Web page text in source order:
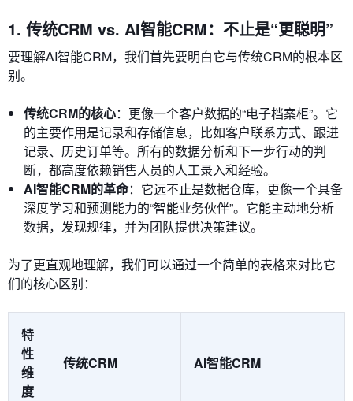
1. 传统CRM vs. AI智能CRM：不止是“更聪明”
要理解AI智能CRM，我们首先要明白它与传统CRM的根本区
别。
传统CRM的核心：更像一个客户数据的“电子档案柜”。它
的主要作用是记录和存储信息，比如客户联系方式、跟进
记录、历史订单等。所有的数据分析和下一步行动的判
断，都高度依赖销售人员的人工录入和经验。
AI智能CRM的革命：它远不止是数据仓库，更像一个具备
深度学习和预测能力的“智能业务伙伴”。它能主动地分析
数据，发现规律，并为团队提供决策建议。
为了更直观地理解，我们可以通过一个简单的表格来对比它
们的核心区别：
特
性
维
度
传统CRM AI智能CRM